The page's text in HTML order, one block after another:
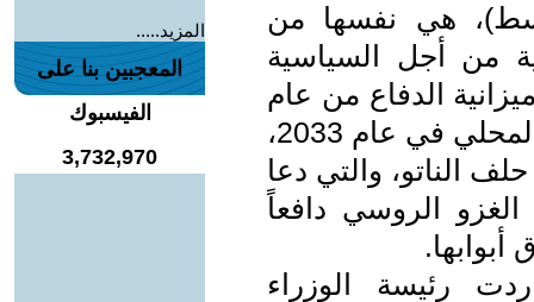
هي نفسها من
من أجل السياسية
الدفاع من عام
2024 لتصل الى نسبة 2% من الناتج المحلي في عام 2033،
الناتو، والتي دعا
الغزو الروسي دافعاً
رئيسة الوزراء
المزيد.....
المعجبين بنا على
الفيسبوك
3,732,970